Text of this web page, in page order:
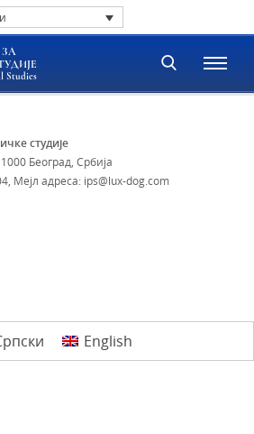
Studies
студије
Београд, Србија
Мејл адреса: ips@lux-dog.com
English